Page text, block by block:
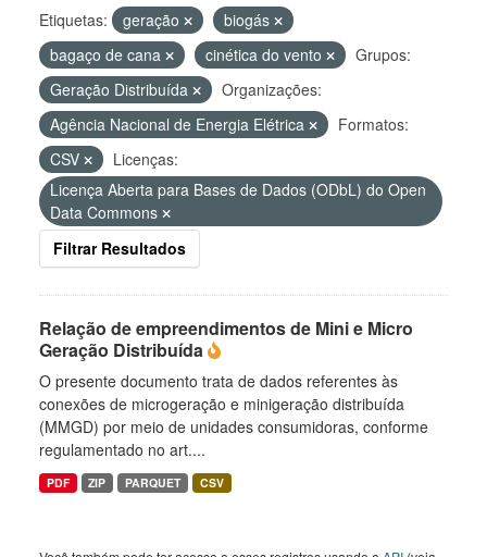
Etiquetas: geração
biogás
bagaço de cana
cinética do vento
Grupos:
Geração Distribuída
Organizações:
Agência Nacional de Energia Elétrica
Formatos:
CSV
Licenças:
Licença Aberta para Bases de Dados (ODbL) do Open
Data Commons
Filtrar Resultados
Relação de empreendimentos de Mini e Micro
Geração Distribuída
O presente documento trata de dados referentes às
conexões de microgeração e minigeração distribuída
(MMGD) por meio de unidades consumidoras, conforme
regulamentado no art....
PDF ZIP PARQUET CSV